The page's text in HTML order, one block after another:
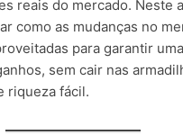
reais do mercado. Neste
como as mudanças no
para garantir
sem cair nas
riqueza fácil.